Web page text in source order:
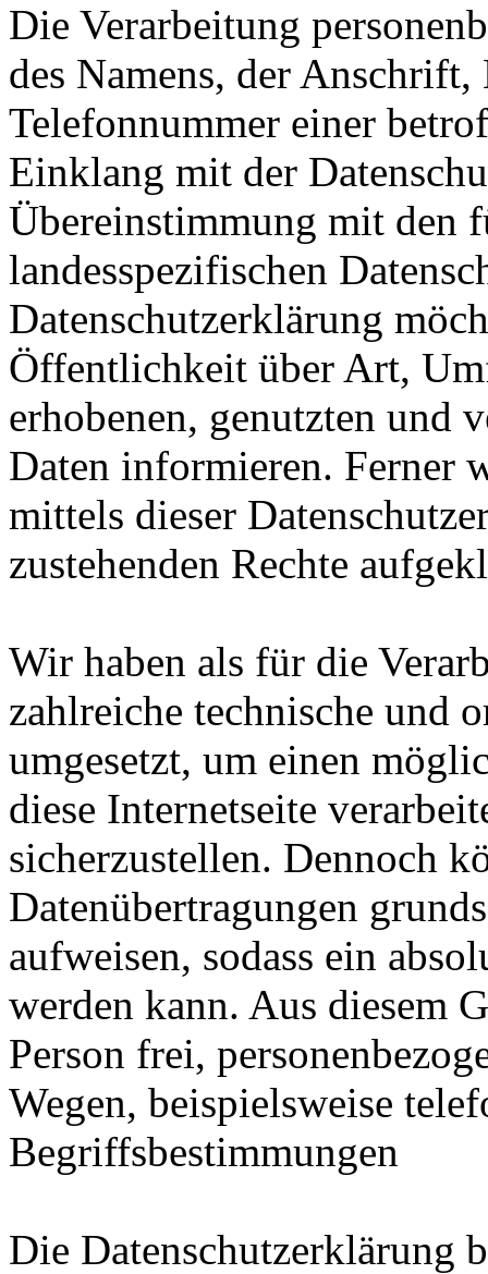
Die Verarbeitung
des Namens, der
Telefonnummer einer
Einklang mit der
Übereinstimmung mit den
landesspezifischen
Datenschutzerklärung
Öffentlichkeit über Art,
erhobenen, genutzten und
Daten informieren. Ferner
mittels dieser
zustehenden Rechte
Wir haben als für die
zahlreiche technische und
umgesetzt, um einen
diese Internetseite
sicherzustellen. Dennoch
Datenübertragungen
aufweisen, sodass ein
werden kann. Aus diesem
Person frei,
Wegen, beispielsweise
Begriffsbestimmungen
Die Datenschutzerklärung